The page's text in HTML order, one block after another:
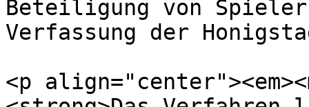
Beteiligung von
Verfassung der
<p